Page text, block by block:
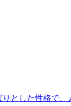
とした性格で